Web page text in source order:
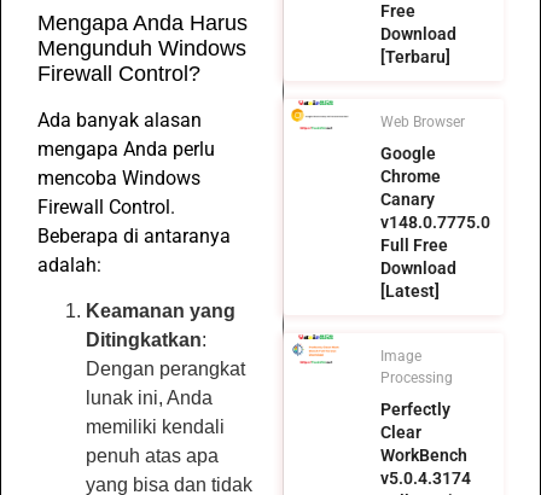
Mengapa Anda Harus
Mengunduh Windows
Firewall Control?
Ada banyak alasan
mengapa Anda perlu
mencoba Windows
Firewall Control.
Beberapa di antaranya
adalah:
Keamanan yang
Ditingkatkan:
Dengan perangkat
lunak ini, Anda
memiliki kendali
penuh atas apa
yang bisa dan tidak
Free
Download
[Terbaru]
Web Browser
Google
Chrome
Canary
v148.0.7775.0
Full Free
Download
[Latest]
Image
Processing
Perfectly
Clear
WorkBench
v5.0.4.3174